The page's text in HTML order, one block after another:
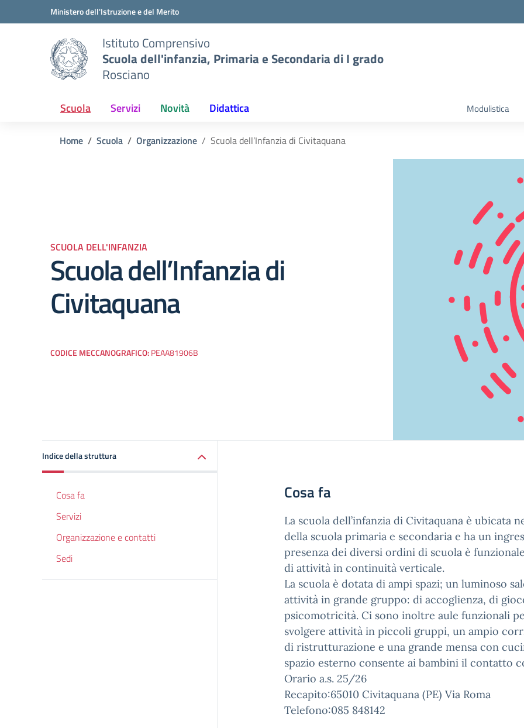
Vai ai contenuti
Vai al menu di navigazioneMinistero dell'Istruzione e del Merito
Istituto Comprensivo
Scuola dell'infanzia, Primaria e Secondaria di I grado
Rosciano
Scuola Servizi Novità Didattica Modulistica
Home Scuola Organizzazione Scuola dell’Infanzia di Civitaquana
SCUOLA DELL'INFANZIA
Scuola dell’Infanzia di
Civitaquana
CODICE MECCANOGRAFICO:PEAA81906B
Indice della struttura
Cosa fa
Servizi
Organizzazione e contatti
Sedi
Cosa fa
La scuola dell’infanzia di Civitaquana è ubicata
della scuola primaria e secondaria e ha un
presenza dei diversi ordini di scuola è
di attività in continuità verticale.
La scuola è dotata di ampi spazi; un luminoso
attività in grande gruppo: di accoglienza, di
psicomotricità. Ci sono inoltre aule funzionali
svolgere attività in piccoli gruppi, un ampio
di ristrutturazione e una grande mensa con
spazio esterno consente ai bambini il contatto
Orario a.s. 25/26
Recapito:65010 Civitaquana (PE) Via Roma
Telefono:085 848142